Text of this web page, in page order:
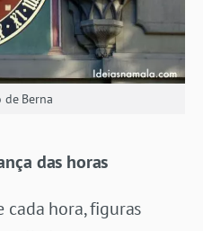
Berna
das horas
cada hora, figuras